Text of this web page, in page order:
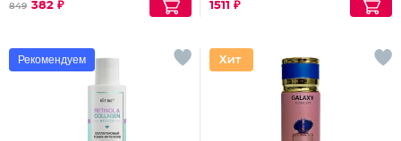
849 382 ₽ 1511 ₽
Рекомендуем